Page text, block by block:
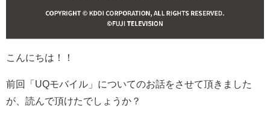
こんにちは！！
前回「UQモバイル」についてのお話をさせて頂きました
が、読んで頂けたでしょうか？